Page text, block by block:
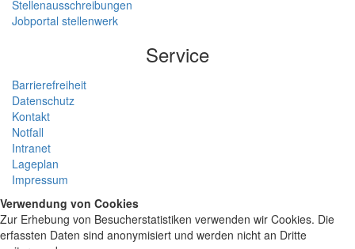
Stellenausschreibungen
Jobportal stellenwerk
Service
Barrierefreiheit
Datenschutz
Kontakt
Notfall
Intranet
Lageplan
Impressum
Verwendung von Cookies
Zur Erhebung von Besucherstatistiken verwenden wir Cookies. Die
erfassten Daten sind anonymisiert und werden nicht an Dritte